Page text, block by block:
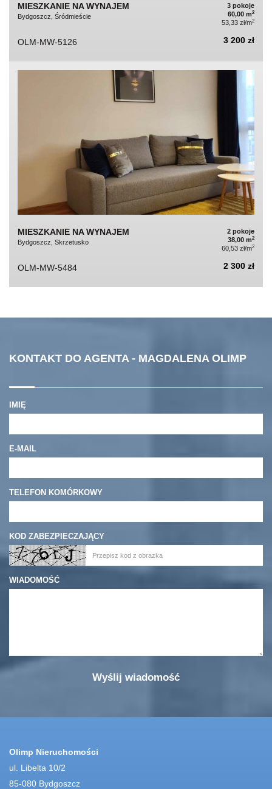
MIESZKANIE NA WYNAJEM
Bydgoszcz, Śródmieście
3 pokoje
60,00 m2
53,33 zł/m2
OLM-MW-5126 3 200 zł
MIESZKANIE NA WYNAJEM
Bydgoszcz, Skrzetusko
2 pokoje
38,00 m2
60,53 zł/m2
OLM-MW-5484 2 300 zł
KONTAKT DO AGENTA - MAGDALENA OLIMP
IMIĘ
E-MAIL
TELEFON KOMÓRKOWY
KOD ZABEZPIECZAJĄCY
WIADOMOŚĆ
Olimp Nieruchomości
ul. Libelta 10/2
85-080 Bydgoszcz